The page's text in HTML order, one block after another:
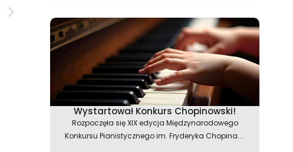
Wystartował Konkurs Chopinowski!
Rozpoczęła się XIX edycja Międzynarodowego
Konkursu Pianistycznego im. Fryderyka Chopina....